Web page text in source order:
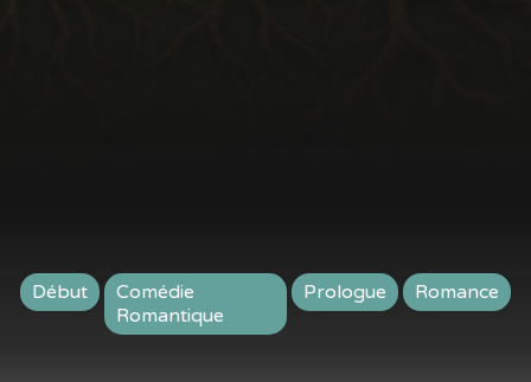
Début
Comédie
Romantique
Prologue Romance